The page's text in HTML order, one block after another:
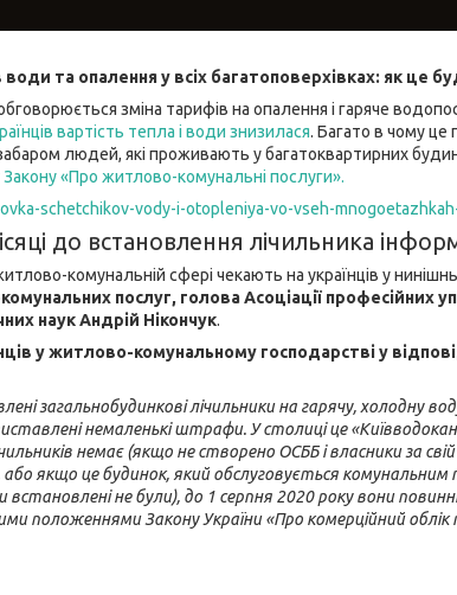
води та опалення у всіх багатоповерхівках: як це
зміна тарифів на опалення і гаряче
вартість тепла і води знизилася. Багато в чому це
людей, які проживають у багатоквартирних
«Про житлово-комунальні послуги».
schetchikov-vody-i-otopleniya-vo-vseh-
до встановлення лічильника
комунальній сфері чекають на українців у
послуг, голова Асоціації професійних
наук Андрій Нікончук.
у житлово-комунальному господарстві у
загальнобудинкові лічильники на гарячу, холодну
немаленькі штрафи. У столиці це
немає (якщо не створено ОСББ і власники за
якщо це будинок, який обслуговується комунальним
не були), до 1 серпня 2020 року вони
положеннями Закону України «Про комерційний облік